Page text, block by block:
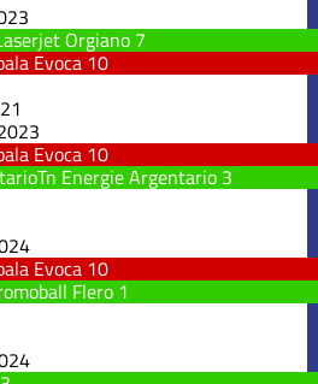
Orgiano 7
Evoca 10
21
Evoca 10
Tn Energie Argentario 3
Evoca 10
Flero 1